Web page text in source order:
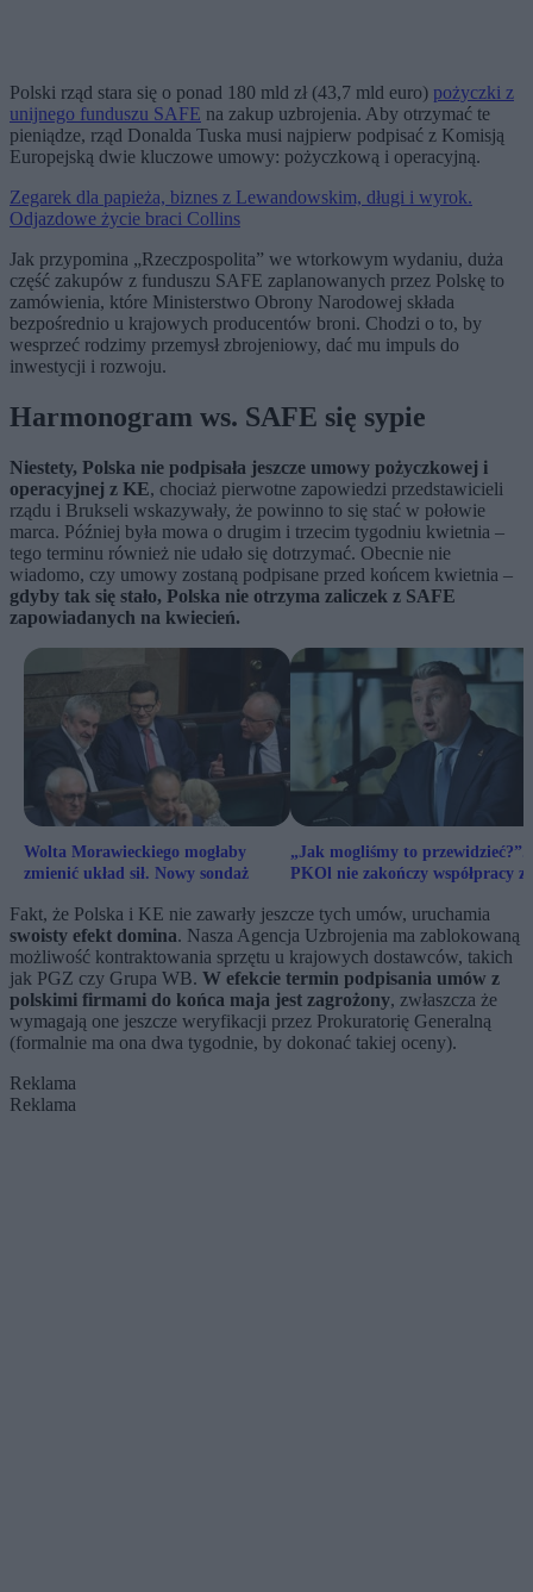
Polski rząd stara się o ponad 180 mld zł (43,7 mld euro) pożyczki z
unijnego funduszu SAFE na zakup uzbrojenia. Aby otrzymać te
pieniądze, rząd Donalda Tuska musi najpierw podpisać z Komisją
Europejską dwie kluczowe umowy: pożyczkową i operacyjną.
Zegarek dla papieża, biznes z Lewandowskim, długi i wyrok.
Odjazdowe życie braci Collins
Jak przypomina „Rzeczpospolita” we wtorkowym wydaniu, duża
część zakupów z funduszu SAFE zaplanowanych przez Polskę to
zamówienia, które Ministerstwo Obrony Narodowej składa
bezpośrednio u krajowych producentów broni. Chodzi o to, by
wesprzeć rodzimy przemysł zbrojeniowy, dać mu impuls do
inwestycji i rozwoju.
Harmonogram ws. SAFE się sypie
Niestety, Polska nie podpisała jeszcze umowy pożyczkowej i
operacyjnej z KE, chociaż pierwotne zapowiedzi przedstawicieli
rządu i Brukseli wskazywały, że powinno to się stać w połowie
marca. Później była mowa o drugim i trzecim tygodniu kwietnia –
tego terminu również nie udało się dotrzymać. Obecnie nie
wiadomo, czy umowy zostaną podpisane przed końcem kwietnia –
gdyby tak się stało, Polska nie otrzyma zaliczek z SAFE
zapowiadanych na kwiecień.
Wolta Morawieckiego mogłaby
zmienić układ sił. Nowy sondaż
„Jak mogliśmy to przewidzieć?”.
PKOl nie zakończy współpracy z
Fakt, że Polska i KE nie zawarły jeszcze tych umów, uruchamia
swoisty efekt domina. Nasza Agencja Uzbrojenia ma zablokowaną
możliwość kontraktowania sprzętu u krajowych dostawców, takich
jak PGZ czy Grupa WB. W efekcie termin podpisania umów z
polskimi firmami do końca maja jest zagrożony, zwłaszcza że
wymagają one jeszcze weryfikacji przez Prokuratorię Generalną
(formalnie ma ona dwa tygodnie, by dokonać takiej oceny).
Reklama
Reklama